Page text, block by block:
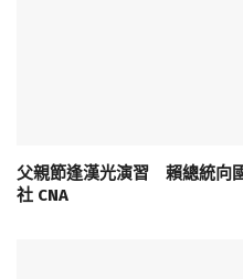
父親節逢漢光演習 賴總統向
社 CNA